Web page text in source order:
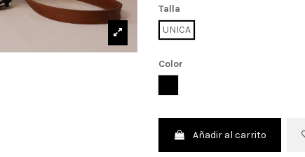
Talla
UNICA
Color
Añadir al carrito